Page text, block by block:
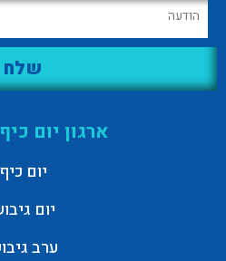
ארגון יום
יום כיף
יום
ערב